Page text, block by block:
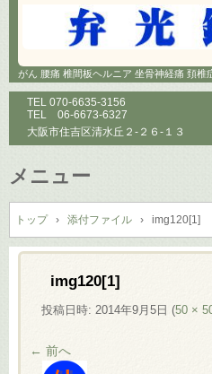
がん 腰痛 椎間板ヘルニア 坐骨神経痛 頚
TEL 070-6635-3156
TEL 06-6673-6327
大阪市住吉区清水丘２-２６-１３
メニュー
コ
ン
テ
ン
トップ › 添付ファイル › img120[1]
img120[1]
投稿日時: 2014年9月5日 (50 ×
← 前へ